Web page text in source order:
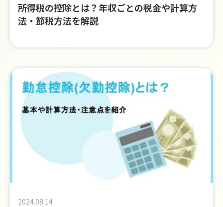
所得税の控除とは？年収ごとの税金や計算方
法・節税方法を解説
2024.08.14